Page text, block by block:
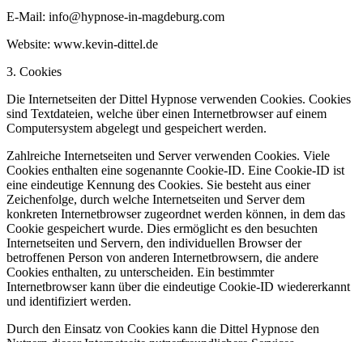
E-Mail: info@hypnose-in-magdeburg.com
Website: www.kevin-dittel.de
3. Cookies
Die Internetseiten der Dittel Hypnose verwenden Cookies. Cookies
sind Textdateien, welche über einen Internetbrowser auf einem
Computersystem abgelegt und gespeichert werden.
Zahlreiche Internetseiten und Server verwenden Cookies. Viele
Cookies enthalten eine sogenannte Cookie-ID. Eine Cookie-ID ist
eine eindeutige Kennung des Cookies. Sie besteht aus einer
Zeichenfolge, durch welche Internetseiten und Server dem
konkreten Internetbrowser zugeordnet werden können, in dem das
Cookie gespeichert wurde. Dies ermöglicht es den besuchten
Internetseiten und Servern, den individuellen Browser der
betroffenen Person von anderen Internetbrowsern, die andere
Cookies enthalten, zu unterscheiden. Ein bestimmter
Internetbrowser kann über die eindeutige Cookie-ID wiedererkannt
und identifiziert werden.
Durch den Einsatz von Cookies kann die Dittel Hypnose den